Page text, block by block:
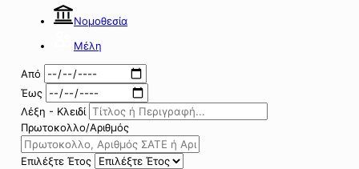
Νομοθεσία
Μέλη
Από
Έως
Λέξη - Κλειδί
Πρωτοκολλο/Αριθμός
Επιλέξτε Έτος